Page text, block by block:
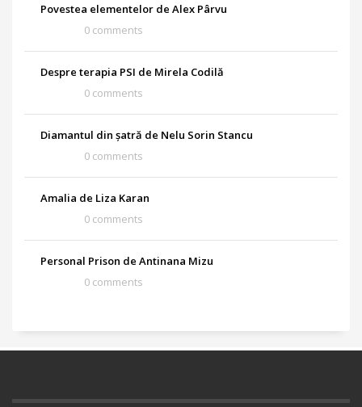
Povestea elementelor de Alex Pârvu
0 comments
Despre terapia PSI de Mirela Codilă
0 comments
Diamantul din șatră de Nelu Sorin Stancu
0 comments
Amalia de Liza Karan
0 comments
Personal Prison de Antinana Mizu
0 comments